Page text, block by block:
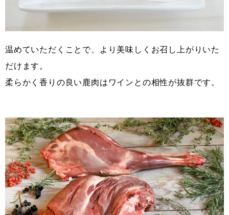
温めていただくことで、より美味しくお召し上がりいた
だけます。
柔らかく香りの良い鹿肉はワインとの相性が抜群です。